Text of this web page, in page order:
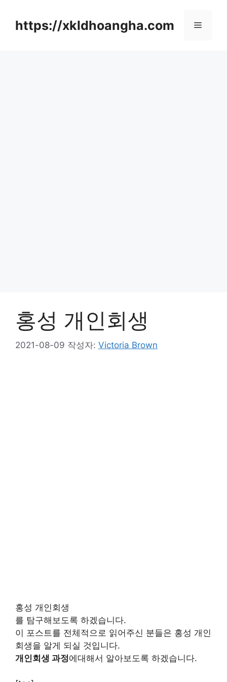
https://xkldhoangha.com 메
홍성 개인회생
2021-08-09 작성자: Victoria Brown
홍성 개인회생
를 탐구해보도록 하겠습니다.
이 포스트를 전체적으로 읽어주신 분들은 홍성 개인
회생을 알게 되실 것입니다.
개인회생 과정에대해서 알아보도록 하겠습니다.